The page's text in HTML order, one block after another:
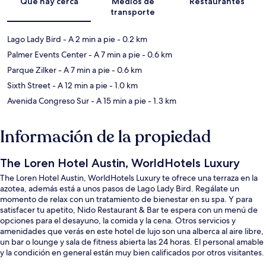
transporte
Lago Lady Bird - A 2 min a pie- 0.2 km
Palmer Events Center- A 7 min a pie- 0.6 km
Parque Zilker- A 7 min a pie- 0.6 km
Sixth Street- A 12 min a pie- 1.0 km
Avenida Congreso Sur- A 15 min a pie- 1.3 km
Información de la propiedad
The Loren Hotel Austin, WorldHotels Luxury
The Loren Hotel Austin, WorldHotels Luxury te ofrece una terraza en la
azotea, además está a unos pasos de Lago Lady Bird. Regálate un
momento de relax con un tratamiento de bienestar en su spa. Y para
satisfacer tu apetito, Nido Restaurant & Bar te espera con un menú de
opciones para el desayuno, la comida y la cena. Otros servicios y
amenidades que verás en este hotel de lujo son una alberca al aire libre,
un bar o lounge y sala de fitness abierta las 24 horas. El personal amable
y la condición en general están muy bien calificados por otros visitantes.